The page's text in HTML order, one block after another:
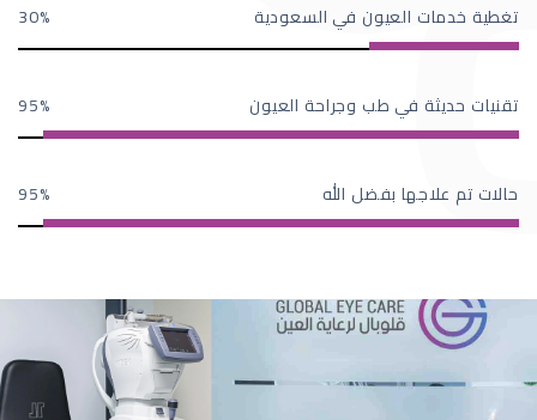
تغطية خدمات العيون في السعودية 30
تقنيات حديثة في طب وجراحة العيون 95
حالات تم علاجها بفضل الله 95